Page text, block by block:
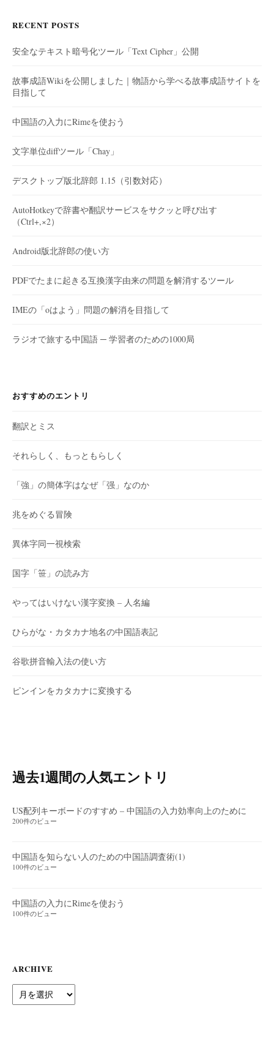
RECENT POSTS
安全なテキスト暗号化ツール「Text Cipher」公開
故事成語Wikiを公開しました｜物語から学べる故事成語サイトを
目指して
中国語の入力にRimeを使おう
文字単位diffツール「Chay」
デスクトップ版北辞郎 1.15（引数対応）
AutoHotkeyで辞書や翻訳サービスをサクッと呼び出す
（Ctrl+,×2）
Android版北辞郎の使い方
PDFでたまに起きる互換漢字由来の問題を解消するツール
IMEの「oはよう」問題の解消を目指して
ラジオで旅する中国語 ─ 学習者のための1000局
おすすめのエントリ
翻訳とミス
それらしく、もっともらしく
「強」の簡体字はなぜ「强」なのか
兆をめぐる冒険
異体字同一視検索
国字「笹」の読み方
やってはいけない漢字変換 – 人名編
ひらがな・カタカナ地名の中国語表記
谷歌拼音輸入法の使い方
ピンインをカタカナに変換する
過去1週間の人気エントリ
US配列キーボードのすすめ – 中国語の入力効率向上のために
200件のビュー
中国語を知らない人のための中国語調査術(1)
100件のビュー
中国語の入力にRimeを使おう
100件のビュー
ARCHIVE
Archive